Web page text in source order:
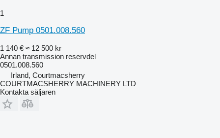
1
ZF Pump 0501.008.560
1 140 € ≈ 12 500 kr
Annan transmission reservdel
0501.008.560
Irland, Courtmacsherry
COURTMACSHERRY MACHINERY LTD
Kontakta säljaren